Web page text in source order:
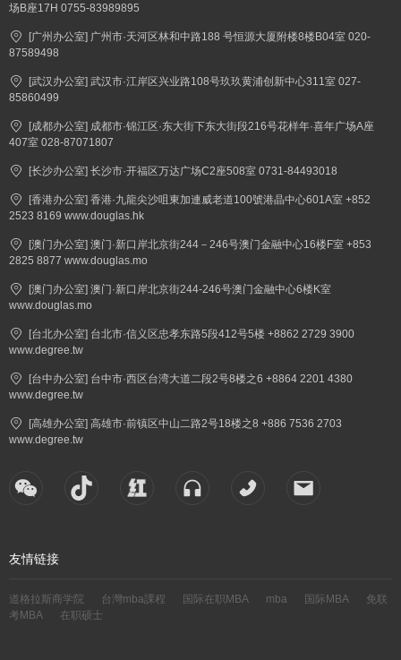
场B座17H 0755-83989895
[广州办公室] 广州市·天河区林和中路188 号恒源大厦附楼8楼B04室 020-
87589498
[武汉办公室] 武汉市·江岸区兴业路108号玖玖黄浦创新中心311室 027-
85860499
[成都办公室] 成都市·锦江区·东大街下东大街段216号花样年·喜年广场A座
407室 028-87071807
[长沙办公室] 长沙市·开福区万达广场C2座508室 0731-84493018
[香港办公室] 香港·九龍尖沙咀東加連威老道100號港晶中心601A室 +852
2523 8169 www.douglas.hk
[澳门办公室] 澳门·新口岸北京街244－246号澳门金融中心16楼F室 +853
2825 8877 www.douglas.mo
[澳门办公室] 澳门·新口岸北京街244-246号澳门金融中心6楼K室
www.douglas.mo
[台北办公室] 台北市·信义区忠孝东路5段412号5楼 +8862 2729 3900
www.degree.tw
[台中办公室] 台中市·西区台湾大道二段2号8楼之6 +8864 2201 4380
www.degree.tw
[高雄办公室] 高雄市·前镇区中山二路2号18楼之8 +886 7536 2703
www.degree.tw
友情链接
道格拉斯商学院 台灣mba課程 国际在职MBA mba 国际MBA
免联
考MBA
在职硕士